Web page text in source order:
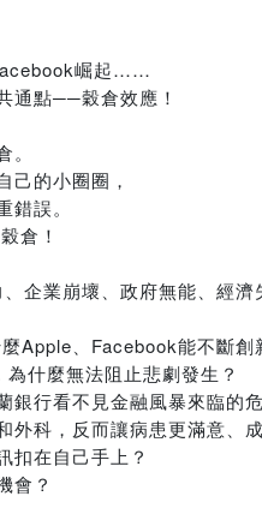
崛起……
通點──穀倉效應！
己的小圈圈，
誤。
倉！
企業崩壞、政府無能、經濟
Apple、Facebook能不斷創
什麼無法阻止悲劇發生？
銀行看不見金融風暴來臨的
外科，反而讓病患更滿意、
扣在自己手上？
會？